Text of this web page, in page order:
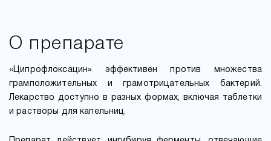
О препарате
«Ципрофлоксацин» эффективен против множества
грамположительных и грамотрицательных бактерий.
Лекарство доступно в разных формах, включая таблетки
и растворы для капельниц.